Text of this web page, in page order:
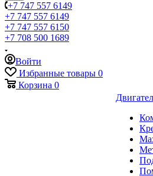
+7 747 557 6149
+7 747 557 6149
+7 747 557 6150
+7 708 500 1689
Войти
Избранные товары 0
Корзина 0